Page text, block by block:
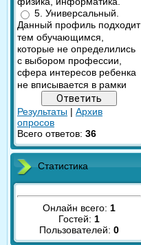
5. Универсальный.
Данный профиль подходит
тем обучающимся,
которые не определились
с выбором профессии,
сфера интересов ребенка
не вписывается в рамки
Результаты | Архив
опросов
Всего ответов: 36
Статистика
Онлайн всего: 1
Гостей: 1
Пользователей: 0